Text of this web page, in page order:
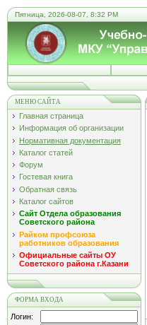
Пятница, 2026-08-07, 8:32 PM
МЕНЮ САЙТА
Главная страница
Информация об организации
Нормативная документация
Каталог статей
Форум
Гостевая книга
Обратная связь
Каталог сайтов
Сайт Отдела образования
Советского района
Райком профсоюза
работников образования
Официальные сайты ОУ
Советского района г.Казани
ФОРМА ВХОДА
Логин: